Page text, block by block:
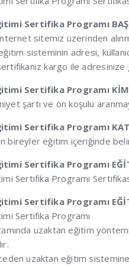
Sertifika Programı
sitemiz üzerinden
eğitim sisteminin adresi,
kargo ile
Sertifika Programı
şartı ve ön koşulu
Sertifika Programı
bireyler eğitim içeriğinde
Sertifika Programı
Sertifika Programı
Sertifika Programı
Sertifika Programı
uzaktan eğitim
uzaktan eğitim